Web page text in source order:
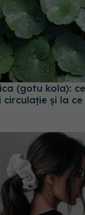
(gotu kola):
circulație și la